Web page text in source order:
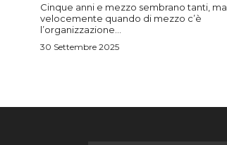
Cinque anni e mezzo sembrano tanti,
velocemente quando di mezzo c’è
l’organizzazione...
30 Settembre 2025